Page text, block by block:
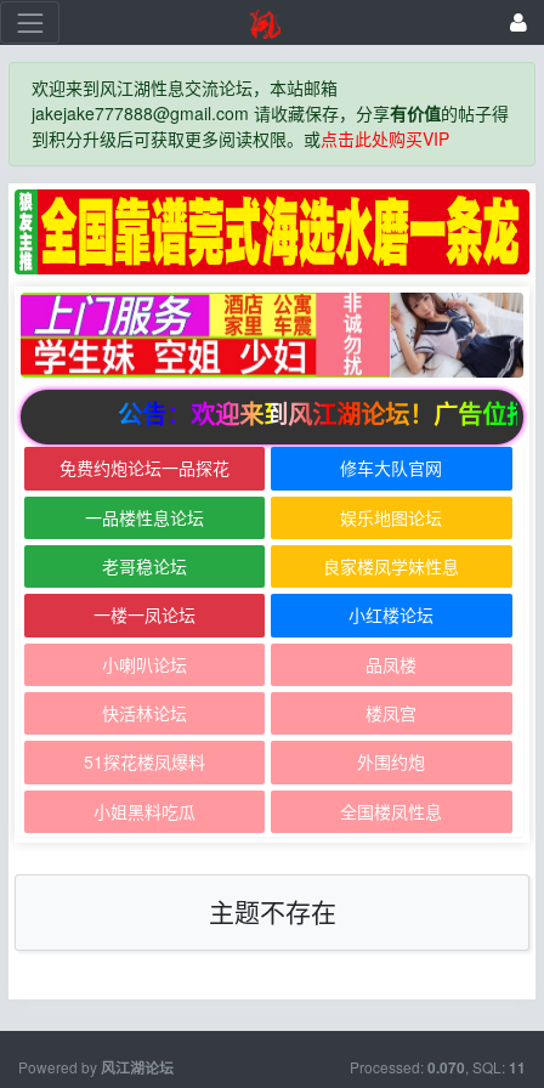
欢迎来到风江湖性息交流论坛，本站邮箱
jakejake777888@gmail.com 请收藏保存，分享有价值的帖子得
到积分升级后可获取更多阅读权限。或点击此处购买VIP
公告：欢迎来到风江湖论坛！广告位招
免费约炮论坛一品探花 修车大队官网
一品楼性息论坛 娱乐地图论坛
老哥稳论坛 良家楼凤学妹性息
一楼一凤论坛 小红楼论坛
小喇叭论坛 品凤楼
快活林论坛 楼凤宫
51探花楼凤爆料 外围约炮
小姐黑料吃瓜 全国楼凤性息
主题不存在
Powered by 风江湖论坛 Processed: 0.070 , SQL: 11